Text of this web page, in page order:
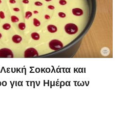
Λευκή Σοκολάτα και
για την Ημέρα των